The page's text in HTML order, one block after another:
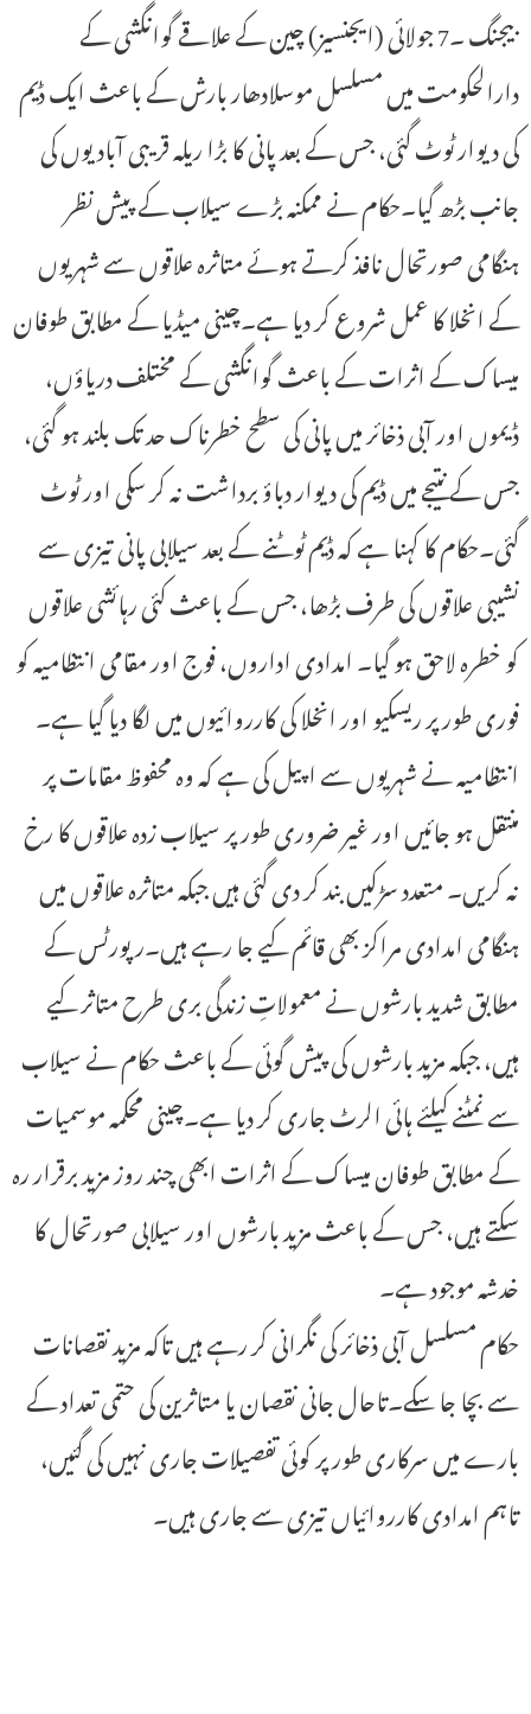
بیجنگ ۔7 جولائی (ایجنسیز) چین کے علاقے گوانگشی کے
دارالحکومت میں مسلسل موسلادھار بارش کے باعث ایک ڈیم
کی دیوار ٹوٹ گئی، جس کے بعد پانی کا بڑا ریلہ قریبی آبادیوں کی
جانب بڑھ گیا۔حکام نے ممکنہ بڑے سیلاب کے پیش نظر
ہنگامی صورتحال نافذ کرتے ہوئے متاثرہ علاقوں سے شہریوں
کے انخلا کا عمل شروع کر دیا ہے۔چینی میڈیا کے مطابق طوفان
میساک کے اثرات کے باعث گوانگشی کے مختلف دریاؤں،
ڈیموں اور آبی ذخائر میں پانی کی سطح خطرناک حد تک بلند ہو گئی،
جس کے نتیجے میں ڈیم کی دیوار دباؤ برداشت نہ کر سکی اور ٹوٹ
گئی۔حکام کا کہنا ہے کہ ڈیم ٹوٹنے کے بعد سیلابی پانی تیزی سے
نشیبی علاقوں کی طرف بڑھا، جس کے باعث کئی رہائشی علاقوں
کو خطرہ لاحق ہو گیا۔ امدادی اداروں، فوج اور مقامی انتظامیہ کو
فوری طور پر ریسکیو اور انخلا کی کارروائیوں میں لگا دیا گیا ہے۔
انتظامیہ نے شہریوں سے اپیل کی ہے کہ وہ محفوظ مقامات پر
منتقل ہو جائیں اور غیر ضروری طور پر سیلاب زدہ علاقوں کا رخ
نہ کریں۔ متعدد سڑکیں بند کر دی گئی ہیں جبکہ متاثرہ علاقوں میں
ہنگامی امدادی مراکز بھی قائم کیے جا رہے ہیں۔رپورٹس کے
مطابق شدید بارشوں نے معمولاتِ زندگی بری طرح متاثر کیے
ہیں، جبکہ مزید بارشوں کی پیش گوئی کے باعث حکام نے سیلاب
سے نمٹنے کیلئے ہائی الرٹ جاری کر دیا ہے۔چینی محکمہ موسمیات
کے مطابق طوفان میساک کے اثرات ابھی چند روز مزید برقرار رہ
سکتے ہیں، جس کے باعث مزید بارشوں اور سیلابی صورتحال کا
خدشہ موجود ہے۔
حکام مسلسل آبی ذخائر کی نگرانی کر رہے ہیں تاکہ مزید نقصانات
سے بچا جا سکے۔تاحال جانی نقصان یا متاثرین کی حتمی تعداد کے
بارے میں سرکاری طور پر کوئی تفصیلات جاری نہیں کی گئیں،
تاہم امدادی کارروائیاں تیزی سے جاری ہیں۔